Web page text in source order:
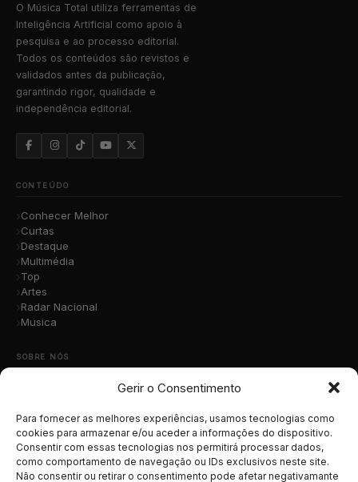
Gerir o Consentimento
Para fornecer as melhores experiências, usamos tecnologias como
cookies para armazenar e/ou aceder a informações do dispositivo.
Consentir com essas tecnologias nos permitirá processar dados,
como comportamento de navegação ou IDs exclusivos neste site.
Não consentir ou retirar o consentimento pode afetar negativamante
O Música Total utiliza ferramentas de
Inteligência Artificial como apoio à
pesquisa e ao processo editorial.
Todos os conteúdos são revistos e
validados antes da publicação,
garantindo rigor, qualidade e
independência editorial.
CONTEÚDO
Conhecer Melhor
Curtas
Destaque
Multimédia
Top
Artes
Radar Nacional
Musica
SOBRE NÓS
Contacto
Submete a Tua Música
Publicidade
Apoiar o Projeto